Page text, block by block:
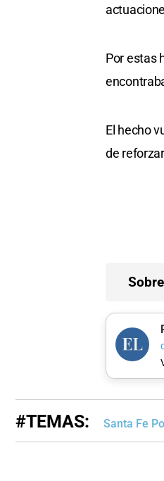
Por estas
El hecho
de
#TEMAS: Santa Fe